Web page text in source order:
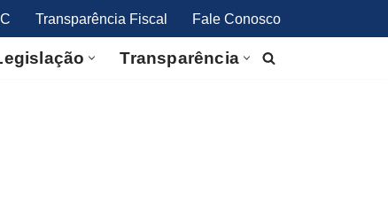
Transparência Fiscal Fale Conosco
Transparência